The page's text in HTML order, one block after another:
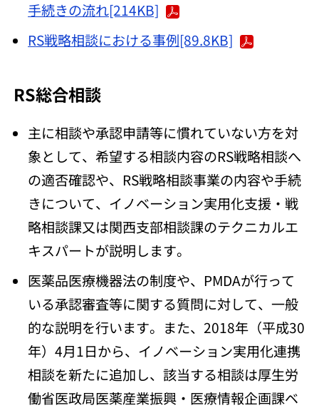
手続きの流れ[214KB]
RS戦略相談における事例[89.8KB]
RS総合相談
主に相談や承認申請等に慣れていない方を対
象として、希望する相談内容のRS戦略相談へ
の適否確認や、RS戦略相談事業の内容や手続
きについて、イノベーション実用化支援・戦
略相談課又は関西支部相談課のテクニカルエ
キスパートが説明します。
医薬品医療機器法の制度や、PMDAが行って
いる承認審査等に関する質問に対して、一般
的な説明を行います。また、2018年（平成30
年）4月1日から、イノベーション実用化連携
相談を新たに追加し、該当する相談は厚生労
働省医政局医薬産業振興・医療情報企画課ベ